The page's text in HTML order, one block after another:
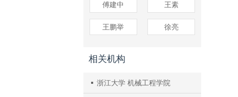
傅建中 王素
王鹏举 徐亮
相关机构
浙江大学 机械工程学院